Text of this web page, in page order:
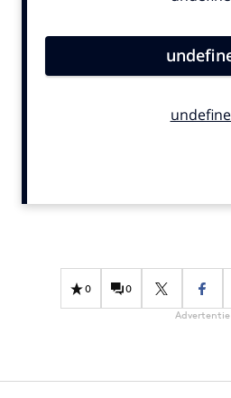
Campagnes
Carriere
Design
Effectiviteit
0 0
Advertentie